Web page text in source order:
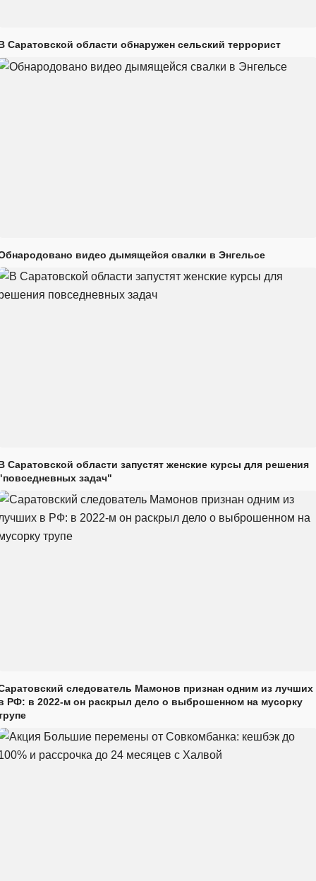
Саратовской области обнаружен сельский террорист
видео дымящейся свалки в Энгельсе
Саратовской области запустят женские курсы для решения
задач"
следователь Мамонов признан одним из лучших
РФ: в 2022-м он раскрыл дело о выброшенном на мусорку